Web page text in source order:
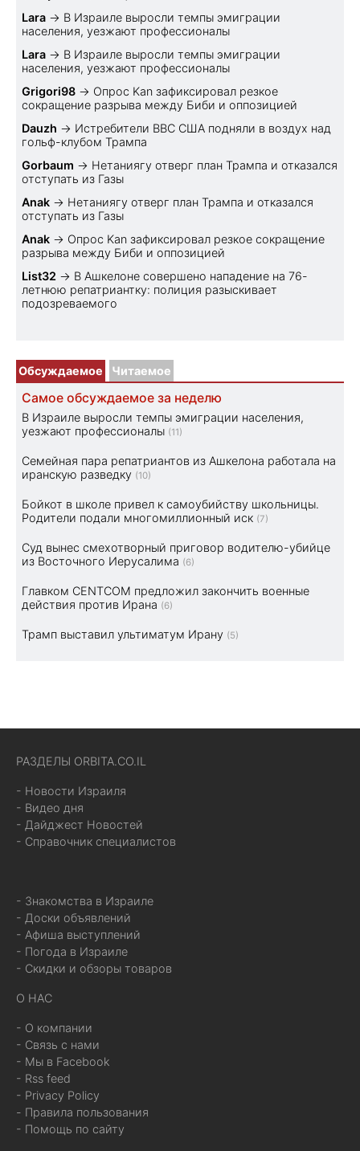
Lara → В Израиле выросли темпы эмиграции
населения, уезжают профессионалы
Lara → В Израиле выросли темпы эмиграции
населения, уезжают профессионалы
Grigori98 → Опрос Kan зафиксировал резкое
сокращение разрыва между Биби и оппозицией
Dauzh → Истребители ВВС США подняли в воздух над
гольф-клубом Трампа
Gorbaum → Нетаниягу отверг план Трампа и отказался
отступать из Газы
Anak → Нетаниягу отверг план Трампа и отказался
отступать из Газы
Anak → Опрос Kan зафиксировал резкое сокращение
разрыва между Биби и оппозицией
List32 → В Ашкелоне совершено нападение на 76-
летнюю репатриантку: полиция разыскивает
подозреваемого
Обсуждаемое Читаемое
Самое обсуждаемое за неделю
В Израиле выросли темпы эмиграции населения,
уезжают профессионалы (11)
Семейная пара репатриантов из Ашкелона работала на
иранскую разведку (10)
Бойкот в школе привел к самоубийству школьницы.
Родители подали многомиллионный иск (7)
Суд вынес смехотворный приговор водителю-убийце
из Восточного Иерусалима (6)
Главком CENTCOM предложил закончить военные
действия против Ирана (6)
Трамп выставил ультиматум Ирану (5)
РАЗДЕЛЫ ORBITA.CO.IL
- Новости Израиля
- Видео дня
- Дайджест Новостей
- Справочник специалистов
- Знакомства в Израиле
- Доски объявлений
- Афиша выступлений
- Погода в Израиле
- Скидки и обзоры товаров
О НАС
- О компании
- Связь с нами
- Мы в Facebook
- Rss feed
- Privacy Policy
- Правила пользования
- Помощь по сайту